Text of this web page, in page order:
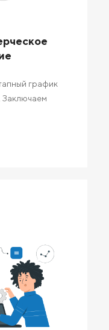
график
Заключаем